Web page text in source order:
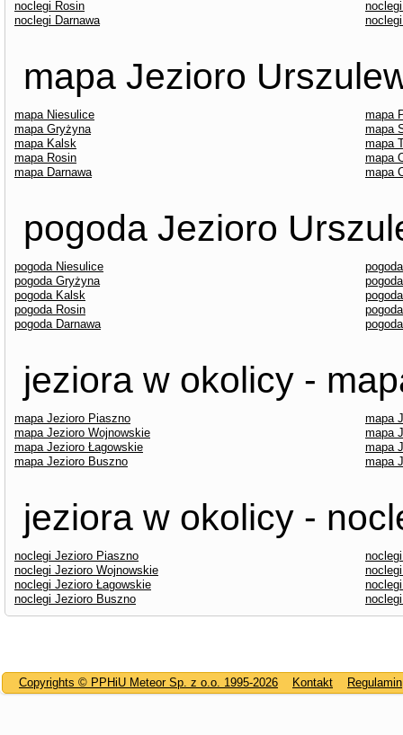
noclegi Rosin
noclegi Darnawa
mapa Jezioro
mapa Niesulice
mapa
mapa Gryżyna
mapa
mapa Kalsk
mapa
mapa Rosin
mapa
mapa Darnawa
mapa
pogoda Jezioro
pogoda Niesulice
pogoda Gryżyna
pogoda Kalsk
pogoda Rosin
pogoda Darnawa
jeziora w okolicy -
mapa Jezioro Piaszno
mapa
mapa Jezioro Wojnowskie
mapa
mapa Jezioro Łagowskie
mapa
mapa Jezioro Buszno
mapa
jeziora w okolicy -
noclegi Jezioro Piaszno
noclegi Jezioro Wojnowskie
noclegi Jezioro Łagowskie
noclegi Jezioro Buszno
Copyrights © PPHiU Meteor Sp. z o.o. 1995-2026 Kontakt Regulamin